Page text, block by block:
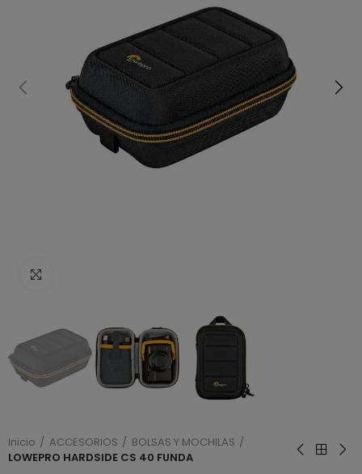
Inicio ACCESORIOS
BOLSAS Y MOCHILAS
LOWEPRO HARDSIDE CS 40 FUNDA